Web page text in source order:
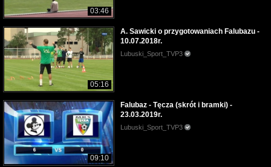
03:46
05:16
A. Sawicki o przygotowaniach Falubazu -
10.07.2018r.
Lubuski_Sport_TVP3
09:10
Falubaz - Tęcza (skrót i bramki) -
23.03.2019r.
Lubuski_Sport_TVP3